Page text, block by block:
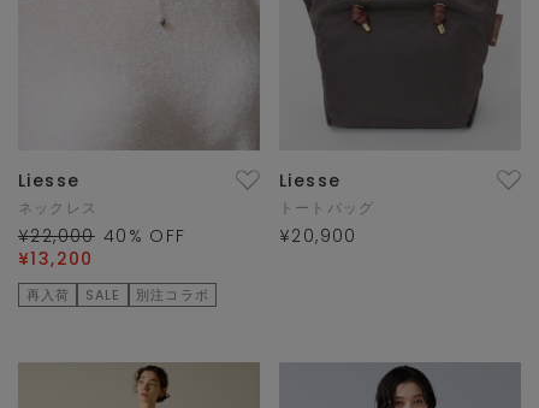
Liesse
ネックレス
¥22,000 40 % OFF
¥13,200
再入荷 SALE 別注コラボ
Liesse
トートバッグ
¥20,900